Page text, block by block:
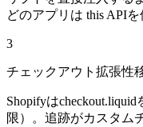
どのアプリは this APIを
3
チェックアウト拡張性
Shopifyは
限）。追跡がカスタム